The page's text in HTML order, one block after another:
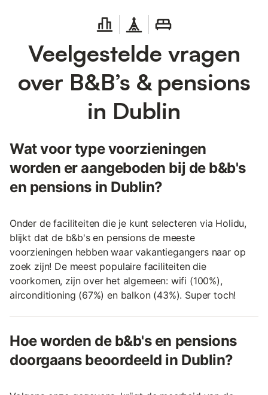
Veelgestelde vragen
over B&B’s & pensions
in Dublin
Wat voor type voorzieningen
worden er aangeboden bij de b&b's
en pensions in Dublin?
Onder de faciliteiten die je kunt selecteren via Holidu,
blijkt dat de b&b's en pensions de meeste
voorzieningen hebben waar vakantiegangers naar op
zoek zijn! De meest populaire faciliteiten die
voorkomen, zijn over het algemeen: wifi (100%),
airconditioning (67%) en balkon (43%). Super toch!
Hoe worden de b&b's en pensions
doorgaans beoordeeld in Dublin?